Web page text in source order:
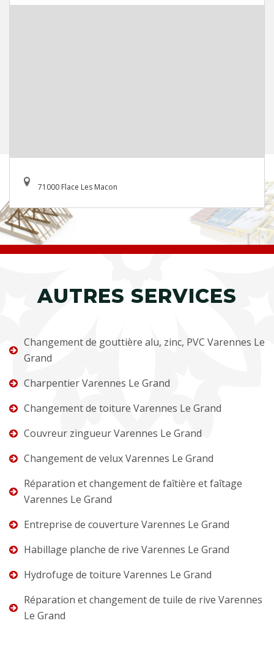
71000 Flace Les Macon
AUTRES SERVICES
Changement de gouttière alu, zinc, PVC Varennes Le
Grand
Charpentier Varennes Le Grand
Changement de toiture Varennes Le Grand
Couvreur zingueur Varennes Le Grand
Changement de velux Varennes Le Grand
Réparation et changement de faîtière et faîtage
Varennes Le Grand
Entreprise de couverture Varennes Le Grand
Habillage planche de rive Varennes Le Grand
Hydrofuge de toiture Varennes Le Grand
Réparation et changement de tuile de rive Varennes
Le Grand